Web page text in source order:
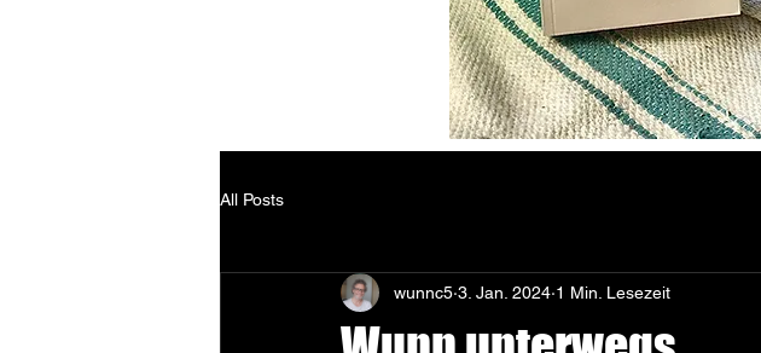
All Posts
wunnc5 3. Jan. 2024 1 Min. Lesezeit